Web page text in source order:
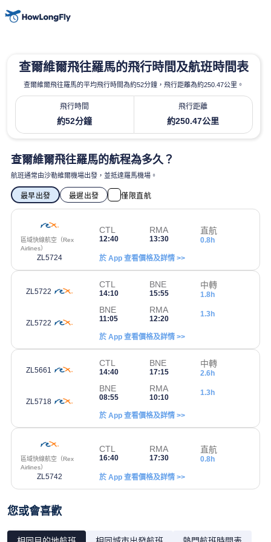
查爾維爾飛往羅馬的飛行時間及航班時間表
查爾維爾飛往羅馬的平均飛行時間為約52分鐘，飛行距離為約250.47公里。
飛行時間
約52分鐘
飛行距離
約250.47公里
查爾維爾飛往羅馬的航程為多久？
航班通常由沙勒維爾機場出發，並抵達羅馬機場。
最早出發 最遲出發 僅限直航
區域快線航空（Rex
Airlines）
ZL5724
CTL
12:40
RMA
13:30
直航
0.8h
於 App 查看價格及詳情 >>
ZL5722
CTL
14:10
BNE
15:55
中轉
1.8h
ZL5722
BNE
11:05
RMA
12:20
1.3h
於 App 查看價格及詳情 >>
ZL5661
CTL
14:40
BNE
17:15
中轉
2.6h
ZL5718
BNE
08:55
RMA
10:10
1.3h
於 App 查看價格及詳情 >>
區域快線航空（Rex
Airlines）
ZL5742
CTL
16:40
RMA
17:30
直航
0.8h
於 App 查看價格及詳情 >>
您或會喜歡